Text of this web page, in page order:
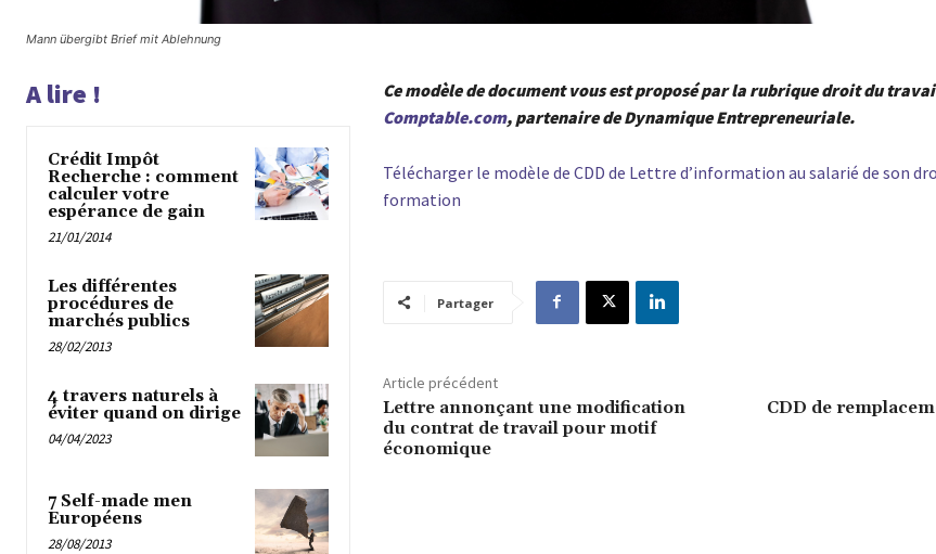
Mann übergibt Brief mit Ablehnung
A lire !
Crédit Impôt
Recherche : comment
calculer votre
espérance de gain
21/01/2014
Les différentes
procédures de
marchés publics
28/02/2013
4 travers naturels à
éviter quand on dirige
04/04/2023
7 Self-made men
Européens
28/08/2013
Ce modèle de document vous est proposé par la rubrique droit du
Comptable.com, partenaire de Dynamique Entrepreneuriale.
Télécharger le modèle de CDD de Lettre d’information au salarié de son
formation
Partager
Article précédent
Lettre annonçant une modification
du contrat de travail pour motif
économique
CDD de